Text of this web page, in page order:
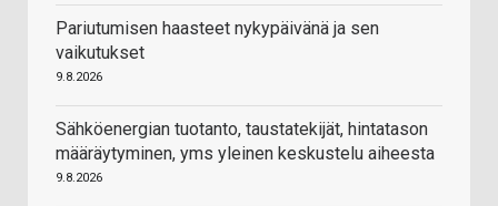
Pariutumisen haasteet nykypäivänä ja sen
vaikutukset
9.8.2026
Sähköenergian tuotanto, taustatekijät, hintatason
määräytyminen, yms yleinen keskustelu aiheesta
9.8.2026